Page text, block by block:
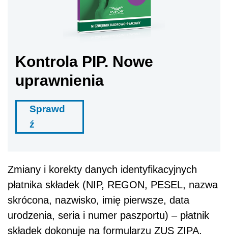
Kontrola PIP. Nowe
uprawnienia
Sprawd
ź
Zmiany i korekty danych identyfikacyjnych
płatnika składek (NIP, REGON, PESEL, nazwa
skrócona, nazwisko, imię pierwsze, data
urodzenia, seria i numer paszportu) – płatnik
składek dokonuje na formularzu ZUS ZIPA.